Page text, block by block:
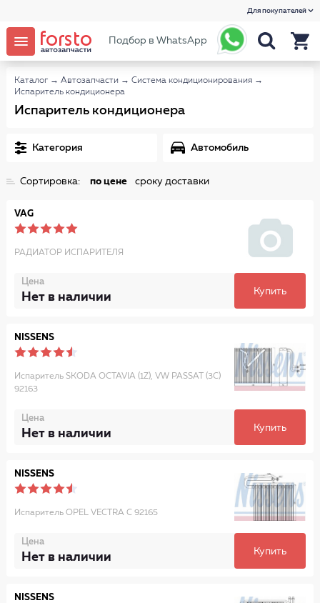
Для покупателей
Подбор в WhatsApp
Каталог → Автозапчасти → Система кондиционирования →
Испаритель кондиционера
Испаритель кондиционера
Категория Автомобиль
Сортировка: по цене сроку доставки
VAG
РАДИАТОР ИСПАРИТЕЛЯ
Цена
Нет в наличии Купить
NISSENS
Испаритель SKODA OCTAVIA (1Z), VW PASSAT (3C)
92163
Цена
Нет в наличии Купить
NISSENS
Испаритель OPEL VECTRA C 92165
Цена
Нет в наличии Купить
NISSENS